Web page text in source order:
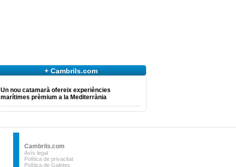
+ Cambrils.com
Un nou catamarà ofereix experiències
marítimes prèmium a la Mediterrània
Cambrils.com
Avís legal
Política de privacitat
Política de Galetes